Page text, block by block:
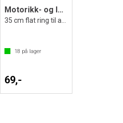
Motorikk- og lekering 35 cm
18 på lager
69,-